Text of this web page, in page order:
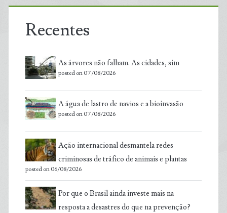
Recentes
As árvores não falham. As cidades, sim
posted on 07/08/2026
A água de lastro de navios e a bioinvasão
posted on 07/08/2026
Ação internacional desmantela redes
criminosas de tráfico de animais e plantas
posted on 06/08/2026
Por que o Brasil ainda investe mais na
resposta a desastres do que na prevenção?